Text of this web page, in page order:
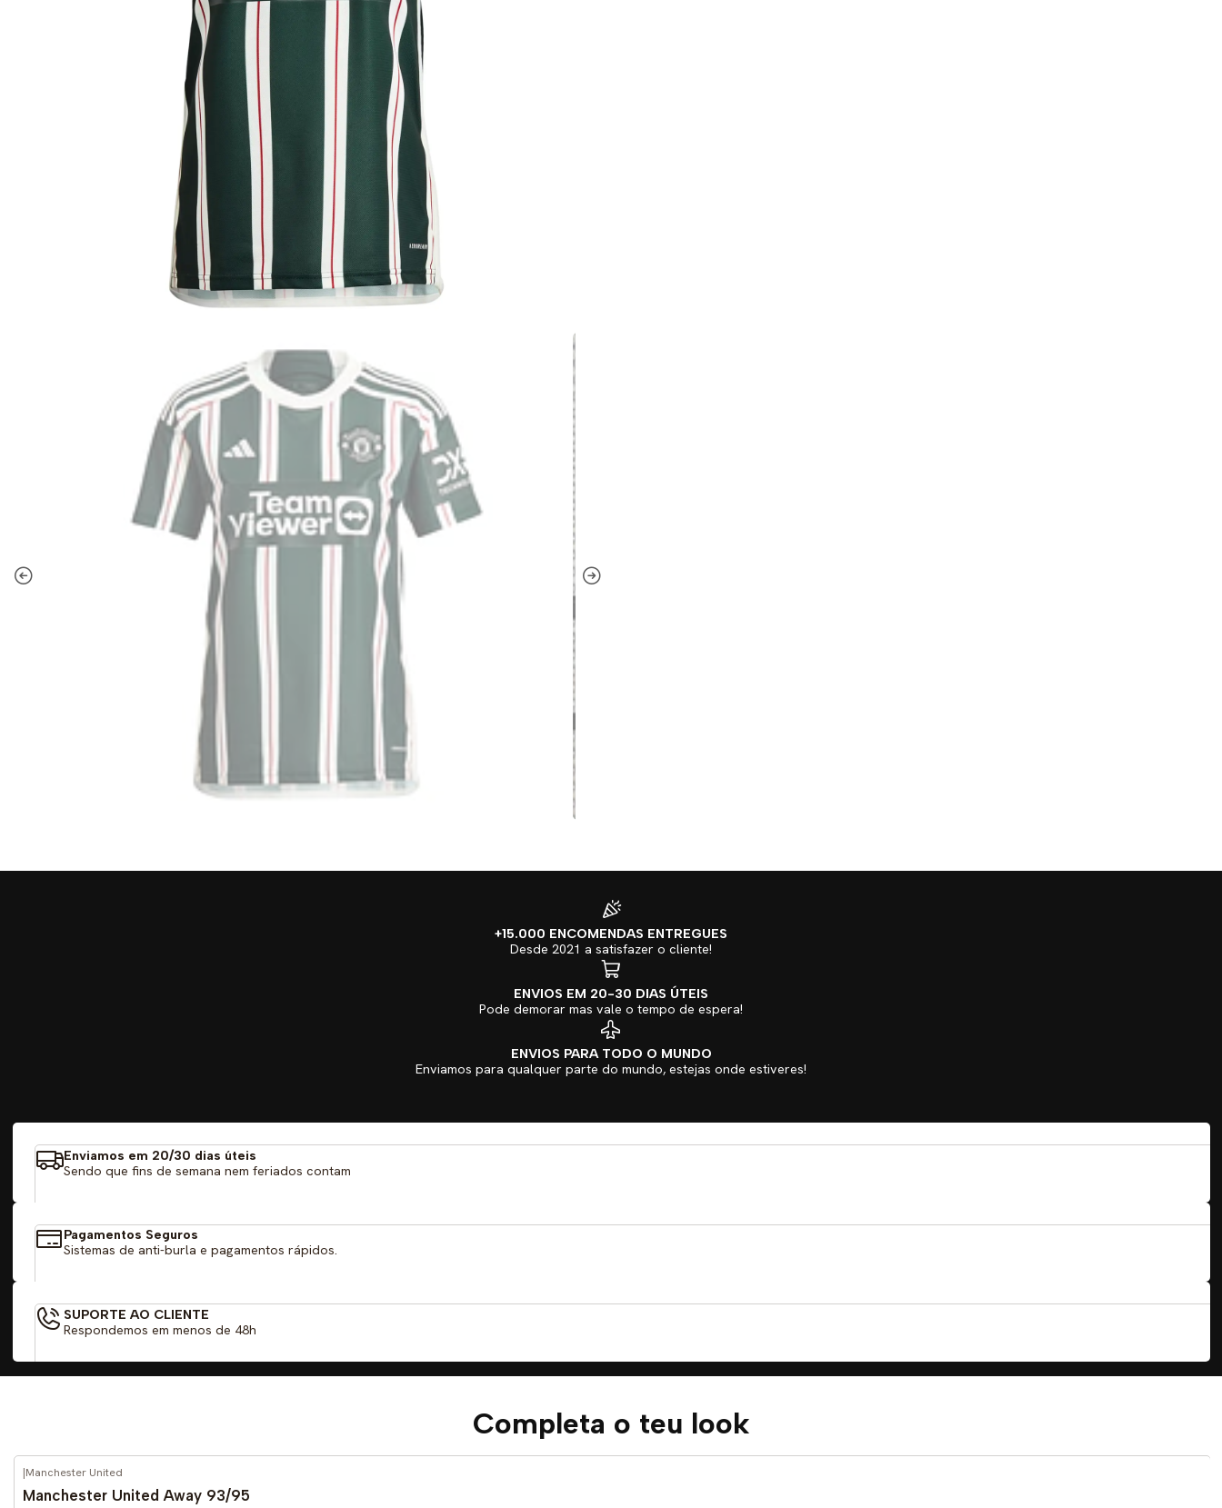
+15.000 ENCOMENDAS ENTREGUES
Desde 2021 a satisfazer o cliente!
ENVIOS EM 20-30 DIAS ÚTEIS
Pode demorar mas vale o tempo de espera!
ENVIOS PARA TODO O MUNDO
Enviamos para qualquer parte do mundo, estejas onde estiveres!
Enviamos em 20/30 dias úteis
Sendo que fins de semana nem feriados contam
Pagamentos Seguros
Sistemas de anti-burla e pagamentos rápidos.
SUPORTE AO CLIENTE
Respondemos em menos de 48h
Completa o teu look
-59% DESCONTO
|Manchester United
Manchester United Away 93/95